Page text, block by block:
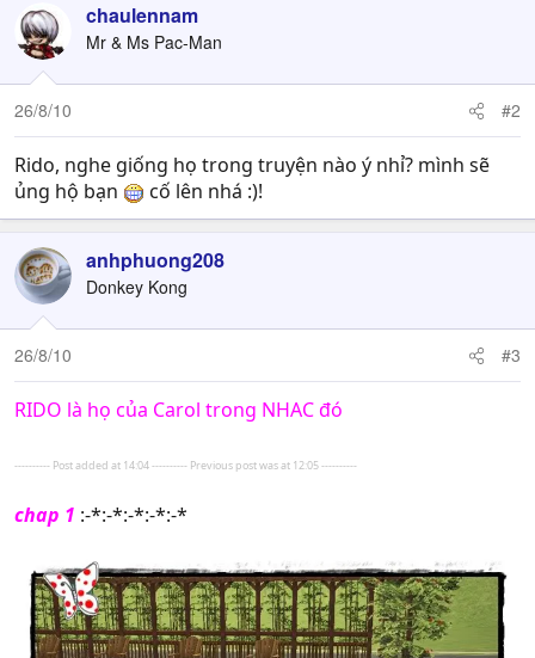
chaulennam
Mr & Ms Pac-Man
26/8/10 #2
Rido, nghe giống họ trong truyện nào ý nhỉ? mình sẽ
ủng hộ bạn
cố lên nhá :)!
anhphuong208
Donkey Kong
26/8/10 #3
RIDO là họ của Carol trong NHAC đó
---------- Post added at 14:04 ---------- Previous post was at 12:05 ----------
chap 1 :-*:-*:-*:-*:-*